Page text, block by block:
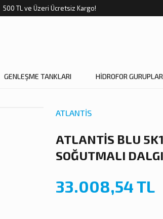
500 TL ve Üzeri Ücretsiz Kargo!
GENLEŞME TANKLARI HİDROFOR
ATLANTİS
ATLANTİS BLU
SOĞUTMALI
33.008,54 TL